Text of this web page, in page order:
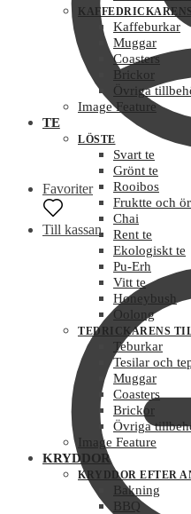
Favoriter
Till kassan
Kaffeburkar
Muggar
Coasters
Brickor
Övriga
Image Feature
TE
LÖSTE
Svart te
Grönt te
Rooibos
Fruktte och
Chai
Rent te
Ekologiskt te
Pu-Erh
Vitt te
Honeybush
Oolong
TEDRICKARENS
Teburkar
Tesilar och
Muggar
Coasters
Brickor
Övriga
Image Feature
KRYDDOR
KRYDDOR EFTER
Bakning
BBQ